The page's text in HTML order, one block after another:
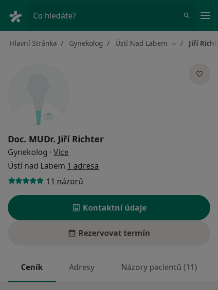
Co hledáte?
Hlavní Stránka Gynekolog Ústí Nad Labem Změna města
Jiří
Doc. MUDr. Jiří Richter
Gynekolog · Více
Ústí nad Labem 1 adresa
11 názorů
Kontaktní údaje
Rezervovat termín
Ceník Adresy Názory pacientů (11)